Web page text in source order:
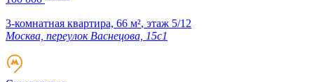
3-комнатная квартира, 66 м², этаж 5/12
Москва, переулок Васнецова, 15с1